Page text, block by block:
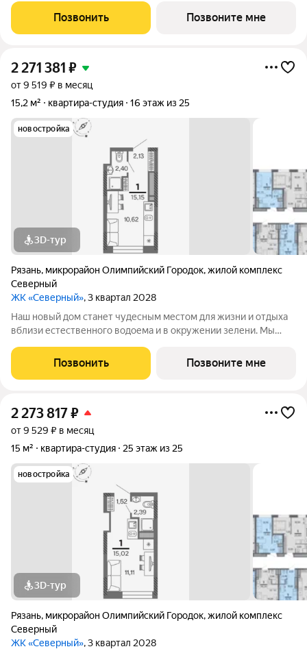
небольших студий, в которых можно начать свою
студенческую самостоятельную жизнь до
Позвонить Позвоните мне
2 271 381 ₽
от 9 519 ₽ в месяц
15,2 м²
квартира-студия 16 этаж из 25
новостройка
3D-тур
Рязань, микрорайон Олимпийский Городок,жилой комплекс
Северный
ЖК «Северный», 3 квартал 2028
Наш новый дом станет чудесным местом для жизни и отдыха
вблизи естественного водоема и в окружении зелени. Мы
небольших студий, в которых можно начать свою
студенческую самостоятельную жизнь до
Позвонить Позвоните мне
2 273 817₽
от 9 529 ₽ в месяц
15 м²
квартира-студия 25 этаж из 25
новостройка
3D-тур
Рязань, микрорайон Олимпийский Городок,жилой комплекс
Северный
ЖК «Северный», 3 квартал 2028